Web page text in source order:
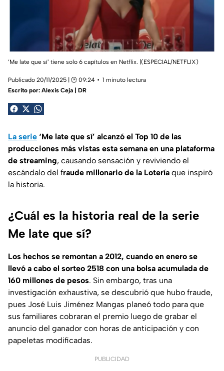
’Me late que sí’ tiene solo 6 capítulos en Netflix. |(ESPECIAL/NETFLIX)
Publicado 20/11/2025 | 🕑 09:24
1 minuto lectura
Escrito por: Alexis Ceja | DR
La serie ‘Me late que sí’ alcanzó el Top 10 de las
producciones más vistas esta semana en una plataforma
de streaming, causando sensación y reviviendo el
escándalo del fraude millonario de la Lotería que inspiró
la historia.
¿Cuál es la historia real de la serie
Me late que sí?
Los hechos se remontan a 2012, cuando en enero se
llevó a cabo el sorteo 2518 con una bolsa acumulada de
160 millones de pesos. Sin embargo, tras una
investigación exhaustiva, se descubrió que hubo fraude,
pues José Luis Jiménez Mangas planeó todo para que
sus familiares cobraran el premio luego de grabar el
anuncio del ganador con horas de anticipación y con
papeletas modificadas.
PUBLICIDAD